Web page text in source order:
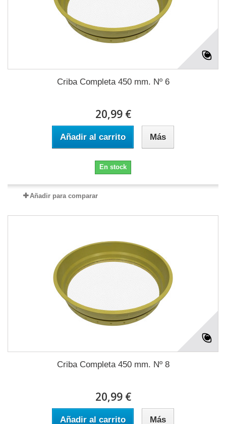
Criba Completa 450 mm. Nº 6
20,99 €
Añadir al carrito Más
En stock
Añadir para comparar
Criba Completa 450 mm. Nº 8
20,99 €
Añadir al carrito Más